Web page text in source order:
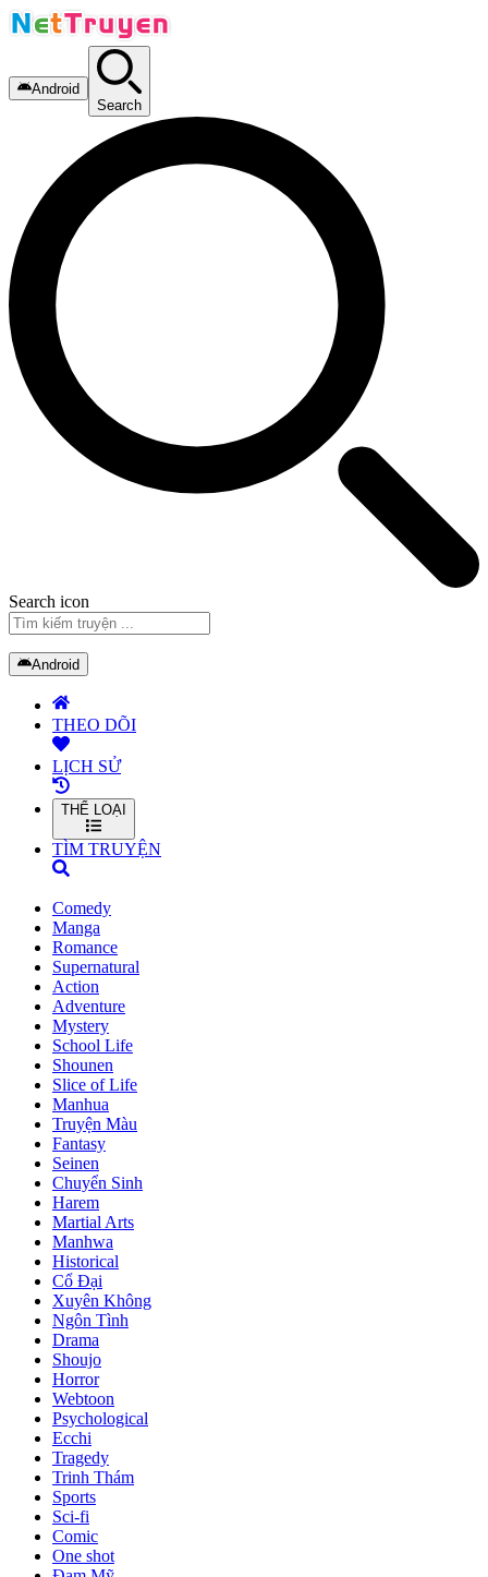
Android
Search
Search icon
Android
THEO DÕI
LỊCH SỬ
THỂ LOẠI
TÌM TRUYỆN
Comedy
Manga
Romance
Supernatural
Action
Adventure
Mystery
School Life
Shounen
Slice of Life
Manhua
Truyện Màu
Fantasy
Seinen
Chuyển Sinh
Harem
Martial Arts
Manhwa
Historical
Cổ Đại
Xuyên Không
Ngôn Tình
Drama
Shoujo
Horror
Webtoon
Psychological
Ecchi
Tragedy
Trinh Thám
Sports
Sci-fi
Comic
One shot